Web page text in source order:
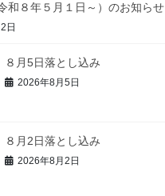
和８年５月１日～）のお知らせ
日
８月5日落とし込み
2026年8月5日
８月2日落とし込み
2026年8月2日